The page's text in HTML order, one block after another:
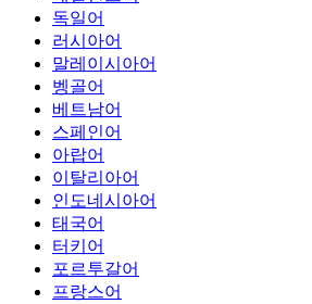
독일어
러시아어
말레이시아어
벵골어
베트남어
스페인어
아랍어
이탈리아어
인도네시아어
태국어
터키어
포르투갈어
프랑스어